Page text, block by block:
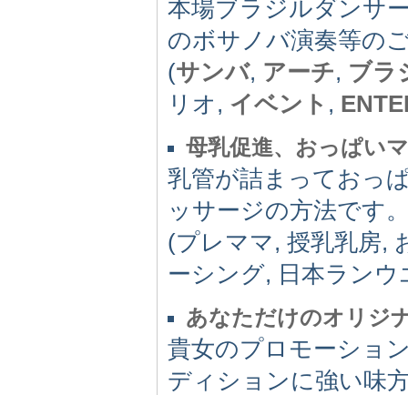
本場ブラジルダンサ
のボサノバ演奏等の
(サンバ, アーチ, ブラ
リオ, イベント ,
母乳促進、おっぱい
乳管が詰まっておっ
ッサージの方法です
(プレママ, 授乳乳房,
ーシング, 日本ラン
あなただけのオリジ
貴女のプロモーショ
ディションに強い味